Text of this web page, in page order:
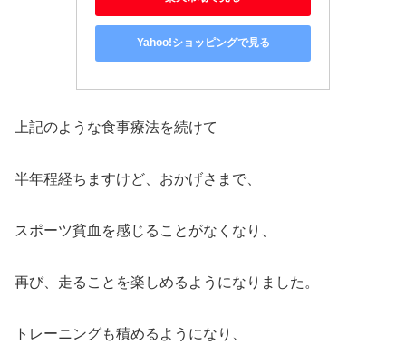
Yahoo!ショッピングで見る
上記のような食事療法を続けて
半年程経ちますけど、おかげさまで、
スポーツ貧血を感じることがなくなり、
再び、走ることを楽しめるようになりました。
トレーニングも積めるようになり、